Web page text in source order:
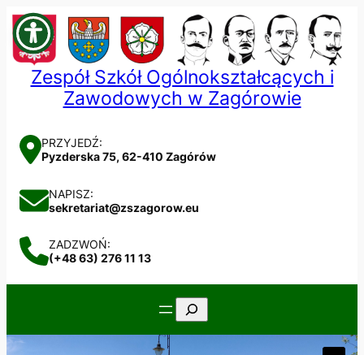
Przejdź
do
treści
Zespół Szkół Ogólnokształcących i
Zawodowych w Zagórowie
PRZYJEDŹ:
Pyzderska 75, 62-410 Zagórów
NAPISZ:
sekretariat@zszagorow.eu
ZADZWOŃ:
(+48 63) 276 11 13
Szukaj